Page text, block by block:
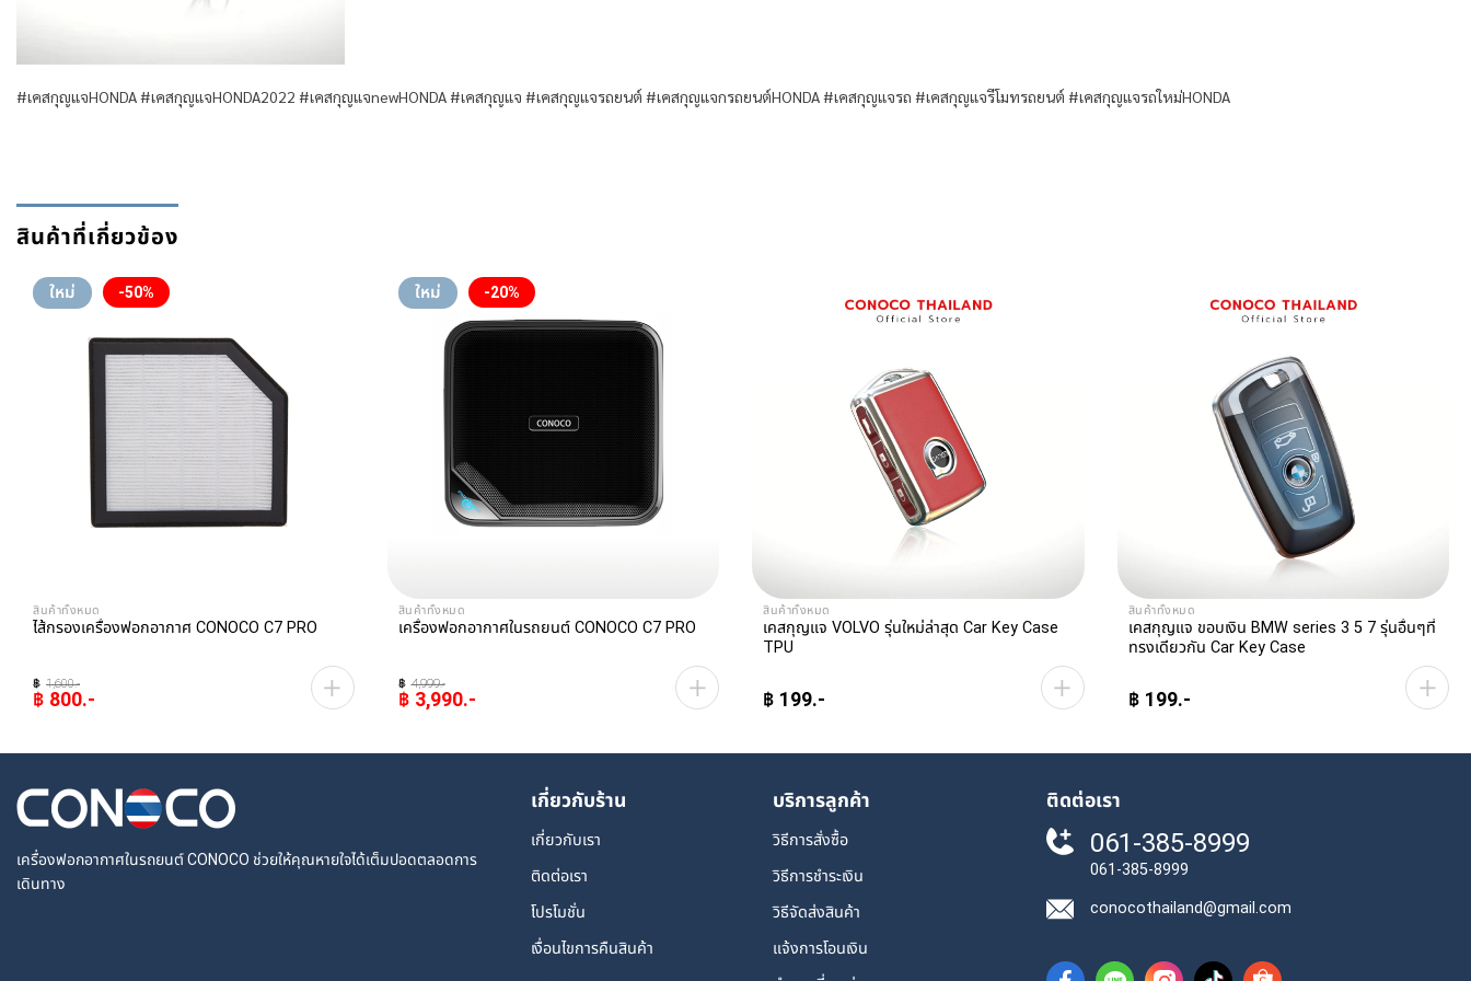
#เคสกุญแจHONDA #เคสกุญแจHONDA2022 #เคสกุญแจnewHONDA #เคสกุญแจ #เคสกุญแจรถยนต์ #เคสกุญแจกรถยนต์HONDA #เคสกุญแจรถ #เคสกุญแจรีโมทรถยนต์ #เคสกุญแจรถใหม่HONDA
สินค้าที่เกี่ยวข้อง
ใหม่ -50%
สินค้าทั้งหมด
ไส้กรองเครื่องฟอกอากาศ CONOCO C7 PRO
฿ 1,600
฿ 800
ใหม่ -20%
สินค้าทั้งหมด
เครื่องฟอกอากาศในรถยนต์ CONOCO C7 PRO
฿ 4,999
Original
฿ 3,990
Current
สินค้าทั้งหมด
เคสกุญแจ VOLVO รุ่นใหม่ล่าสุด Car Key Case
TPU
฿ 199
multiple
The
options
be
chosen
on
สินค้าทั้งหมด
เคสกุญแจ ขอบเงิน BMW series 3 5 7 รุ่นอื่นๆที่
ทรงเดียวกัน Car Key Case
฿ 199
The
options
may
on
เครื่องฟอกอากาศในรถยนต์ CONOCO ช่วยให้คุณหายใจได้เต็มปอดตลอดการ
เดินทาง
เกี่ยวกับร้าน
เกี่ยวกับเรา
ติดต่อเรา
โปรโมชั่น
เงื่อนไขการคืนสินค้า
บริการลูกค้า
วิธีการสั่งซื้อ
วิธีการชำระเงิน
วิธีจัดส่งสินค้า
แจ้งการโอนเงิน
ติดต่อเรา
061-385-8999
061-385-8999
conocothailand@gmail.com